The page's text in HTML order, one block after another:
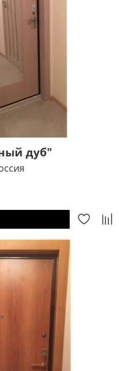
дуб"